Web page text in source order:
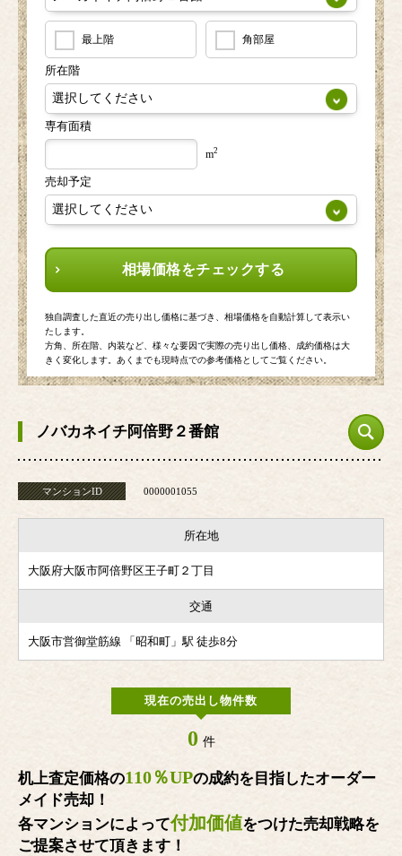
最上階 角部屋
所在階
専有面積
m2
売却予定
相場価格をチェックする
独自調査した直近の売り出し価格に基づき、相場価格を自動計算して表示い
たします。
方角、所在階、内装など、様々な要因で実際の売り出し価格、成約価格は大
きく変化します。あくまでも現時点での参考価格としてご覧ください。
ノバカネイチ阿倍野２番館
マンションID 0000001055
所在地
大阪府大阪市阿倍野区王子町２丁目
交通
大阪市営御堂筋線 「昭和町」駅 徒歩8分
現在の売出し物件数
0 件
机上査定価格の110％UPの成約を目指したオーダー
メイド売却！
各マンションによって付加価値をつけた売却戦略を
ご提案させて頂きます！